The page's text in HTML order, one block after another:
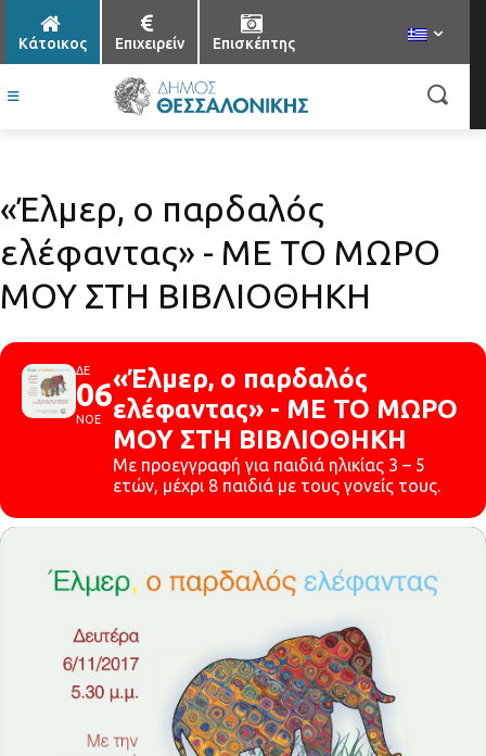
Κάτοικος Επιχειρείν Επισκέπτης
«Έλμερ, ο παρδαλός
ελέφαντας» - ΜΕ ΤΟ ΜΩΡΟ
ΜΟΥ ΣΤΗ ΒΙΒΛΙΟΘΗΚΗ
ΔΕ
06
ΝΟΕ
«Έλμερ, ο παρδαλός
ελέφαντας» - ΜΕ ΤΟ ΜΩΡΟ
ΜΟΥ ΣΤΗ ΒΙΒΛΙΟΘΗΚΗ
Με προεγγραφή για παιδιά ηλικίας 3 – 5
ετών, μέχρι 8 παιδιά με τους γονείς τους.